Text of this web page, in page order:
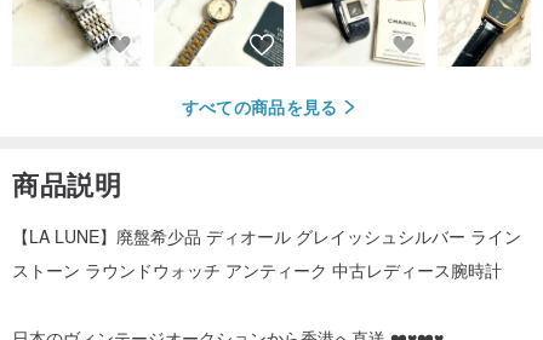
すべての商品を見る
商品説明
【LA LUNE】廃盤希少品 ディオール グレイッシュシルバー ライン
ストーン ラウンドウォッチ アンティーク 中古レディース腕時計